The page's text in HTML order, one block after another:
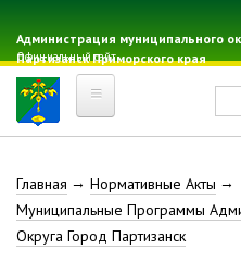
основному
содержанию
Администрация муниципального
Партизанск Приморского края
Официальный сайт
Главная
Электронная почта
Местные налоги
Гражданская
Строка
навигации
Главная
Нормативные Акты
Муниципальные Программы
Округа Город Партизанск